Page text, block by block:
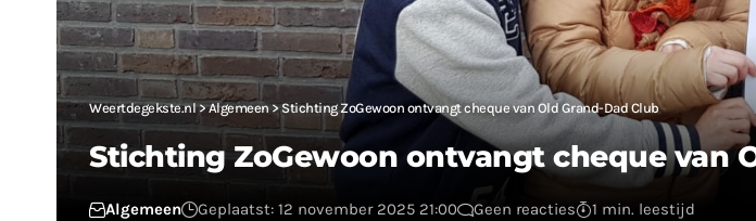
Weertdegekste.nl>Algemeen>Stichting ZoGewoon ontvangt cheque van Old Grand-Dad Club
Stichting ZoGewoon ontvangt cheque van
Algemeen Geplaatst: 12 november 2025 21:00 Geen reacties 1 min. leestijd